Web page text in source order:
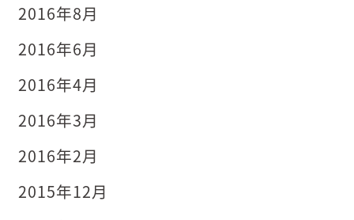
2016年8月
2016年6月
2016年4月
2016年3月
2016年2月
2015年12月